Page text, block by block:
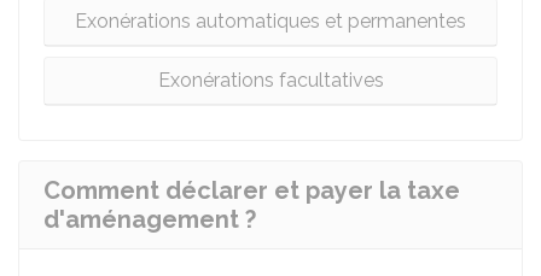
Exonérations automatiques et permanentes
Exonérations facultatives
Comment déclarer et payer la taxe
d'aménagement ?